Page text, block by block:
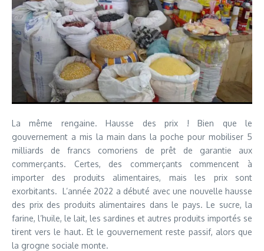
La même rengaine. Hausse des prix ! Bien que le
gouvernement a mis la main dans la poche pour mobiliser 5
milliards de francs comoriens de prêt de garantie aux
commerçants. Certes, des commerçants commencent à
importer des produits alimentaires, mais les prix sont
exorbitants. L’année 2022 a débuté avec une nouvelle hausse
des prix des produits alimentaires dans le pays. Le sucre, la
farine, l’huile, le lait, les sardines et autres produits importés se
tirent vers le haut. Et le gouvernement reste passif, alors que
la grogne sociale monte.